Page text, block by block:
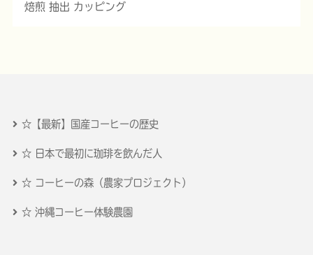
焙煎 抽出 カッピング
☆【最新】国産コーヒーの歴史
☆ 日本で最初に珈琲を飲んだ人
☆ コーヒーの森（農家プロジェクト）
☆ 沖縄コーヒー体験農園